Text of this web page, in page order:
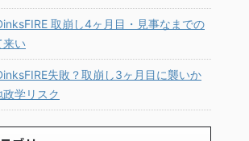
取崩し4ヶ月目・見事なまでの
来い
失敗？取崩し3ヶ月目に襲いか
学リスク